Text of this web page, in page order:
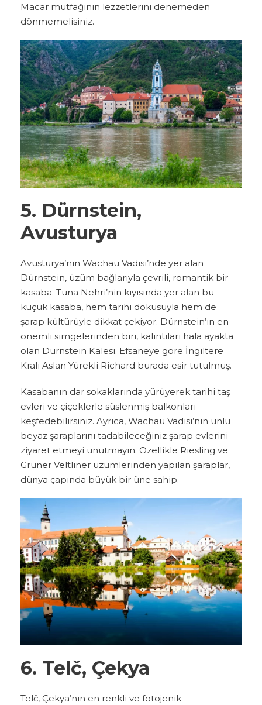
Macar mutfağının lezzetlerini denemeden
dönmemelisiniz.
5. Dürnstein,
Avusturya
Avusturya’nın Wachau Vadisi’nde yer alan
Dürnstein, üzüm bağlarıyla çevrili, romantik bir
kasaba. Tuna Nehri’nin kıyısında yer alan bu
küçük kasaba, hem tarihi dokusuyla hem de
şarap kültürüyle dikkat çekiyor. Dürnstein’ın en
önemli simgelerinden biri, kalıntıları hala ayakta
olan Dürnstein Kalesi. Efsaneye göre İngiltere
Kralı Aslan Yürekli Richard burada esir tutulmuş.
Kasabanın dar sokaklarında yürüyerek tarihi taş
evleri ve çiçeklerle süslenmiş balkonları
keşfedebilirsiniz. Ayrıca, Wachau Vadisi’nin ünlü
beyaz şaraplarını tadabileceğiniz şarap evlerini
ziyaret etmeyi unutmayın. Özellikle Riesling ve
Grüner Veltliner üzümlerinden yapılan şaraplar,
dünya çapında büyük bir üne sahip.
6. Telč, Çekya
Telč, Çekya’nın en renkli ve fotojenik